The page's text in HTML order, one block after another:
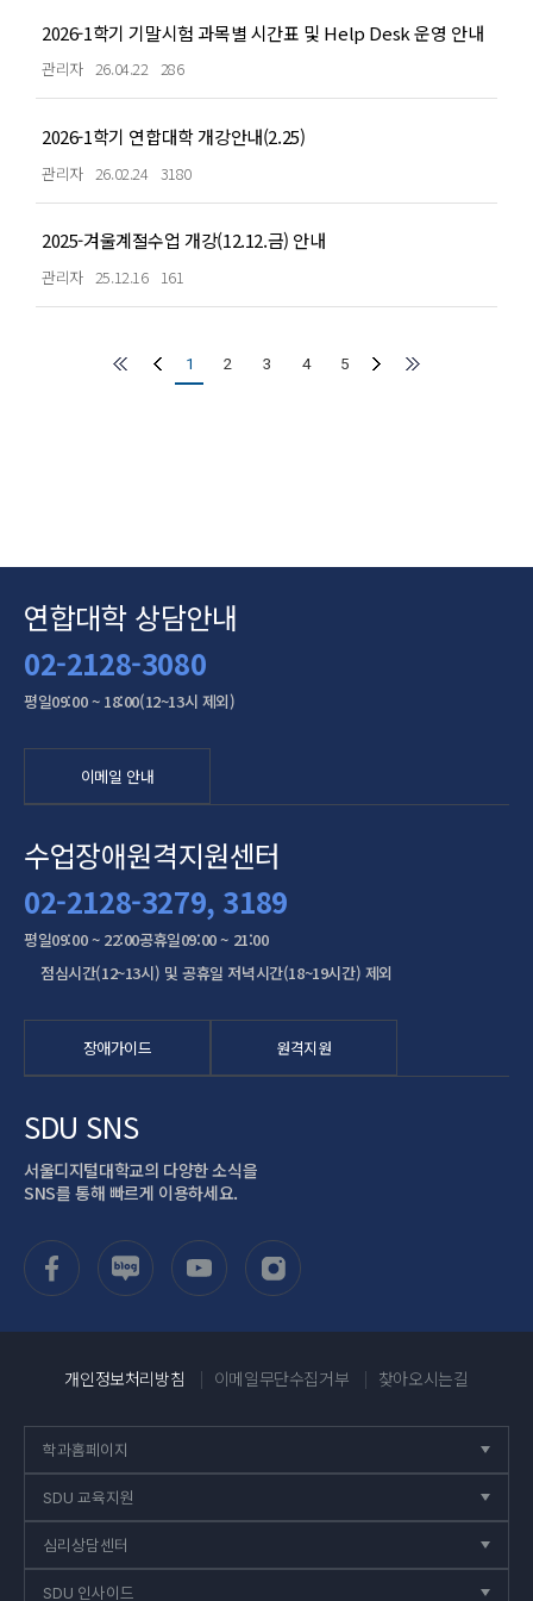
2026-1학기 기말시험 과목별 시간표 및 Help Desk 운영 안내
관리자 26.04.22 286
2026-1학기 연합대학 개강안내(2.25)
관리자 26.02.24 3180
2025-겨울계절수업 개강(12.12.금) 안내
관리자 25.12.16 161
1 2 3 4 5
연합대학 상담안내
02-2128-3080
평일09:00 ~ 18:00(12~13시 제외)
이메일 안내
수업장애원격지원센터
02-2128-3279, 3189
평일09:00 ~ 22:00공휴일09:00 ~ 21:00
점심시간(12~13시) 및 공휴일 저녁시간(18~19시간) 제외
장애가이드 원격지원
SDU SNS
서울디지털대학교의 다양한 소식을
SNS를 통해 빠르게 이용하세요.
개인정보처리방침 이메일무단수집거부 찾아오시는길
학과홈페이지
힘
SDU 교육지원
힘
심리상담센터
힘
SDU 인사이드